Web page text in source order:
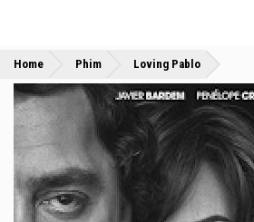
Home »
Phim »
Loving Pablo